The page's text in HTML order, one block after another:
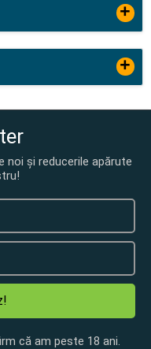
+
+
noi și reducerile apărute
că am peste 18 ani.